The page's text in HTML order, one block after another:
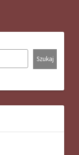
Szukaj